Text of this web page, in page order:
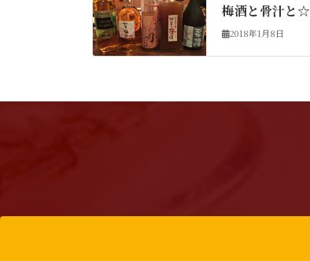
梅酒と骨汁と☆
2018年1月8日